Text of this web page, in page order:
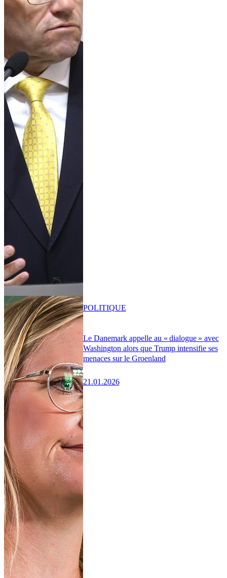
Le Danemark appelle au « dialogue » avec
Washington alors que Trump intensifie ses
menaces sur le Groenland
21.01.2026
POLITIQUE